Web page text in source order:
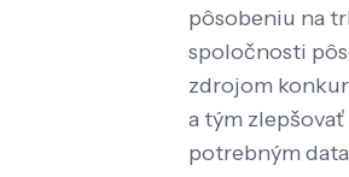
pôsobeniu na
spoločnosti
zdrojom
a tým
potrebným